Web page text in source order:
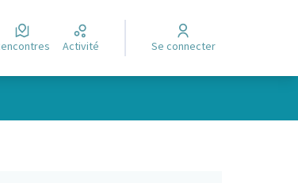
Rencontres Activité Se connecter